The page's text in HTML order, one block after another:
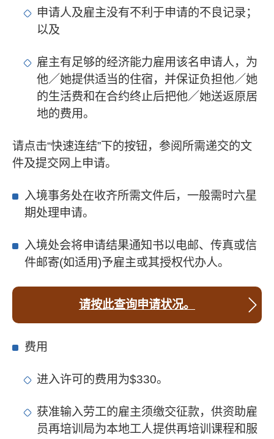
申请人及雇主没有不利于申请的不良记录；
以及
雇主有足够的经济能力雇用该名申请人，为
他／她提供适当的住宿，并保证负担他／她
的生活费和在合约终止后把他／她送返原居
地的费用。
请点击“快速连结”下的按钮，参阅所需递交的文
件及提交网上申请。
入境事务处在收齐所需文件后，一般需时六星
期处理申请。
入境处会将申请结果通知书以电邮、传真或信
件邮寄(如适用)予雇主或其授权代办人。
请按此查询申请状况。
费用
进入许可的费用为$330。
获准输入劳工的雇主须缴交征款，供资助雇
员再培训局为本地工人提供再培训课程和服